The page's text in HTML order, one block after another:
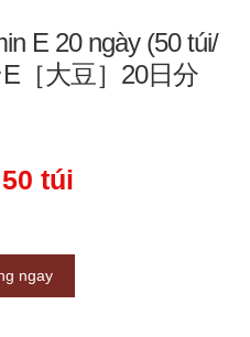
E 20 ngày (50 túi/
［大豆］20日分
túi
ngay